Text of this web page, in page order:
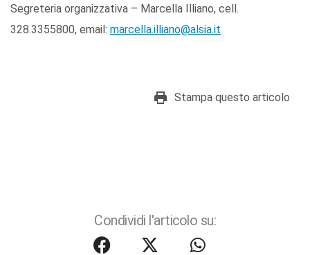
Segreteria organizzativa – Marcella Illiano, cell.
328.3355800, email: marcella.illiano@alsia.it
Stampa questo articolo
Condividi l'articolo su: